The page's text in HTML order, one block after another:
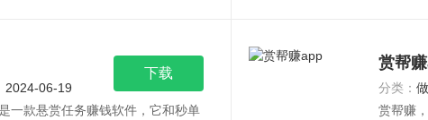
2024-06-19
一款悬赏任务赚钱软件，它和秒单
下载
赏帮
分类：
赏帮赚